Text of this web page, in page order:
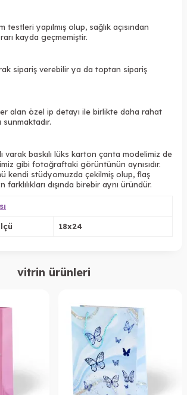
testleri yapılmış olup, sağlık açısından
kayda geçmemiştir.
sipariş verebilir ya da toptan sipariş
alan özel ip detayı ile birlikte daha rahat
sunmaktadır.
varak baskılı lüks karton çanta modelimiz de
gibi fotoğraftaki görüntünün aynısıdır.
kendi stüdyomuzda çekilmiş olup, flaş
dışında birebir aynı üründür.
18x24
vitrin ürünleri